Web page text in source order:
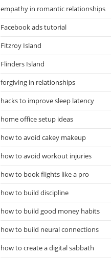
empathy in romantic relationships
Facebook ads tutorial
Fitzroy Island
Flinders Island
forgiving in relationships
hacks to improve sleep latency
home office setup ideas
how to avoid cakey makeup
how to avoid workout injuries
how to book flights like a pro
how to build discipline
how to build good money habits
how to build neural connections
how to create a digital sabbath